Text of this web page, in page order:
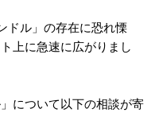
ドル」の存在に恐れ慄
上に急速に広がりまし
について以下の相談が寄